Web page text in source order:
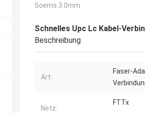
Soems 3.0mm
Schnelles Upc Lc Kabel-
Beschreibung
Art:
Faser-
Netz:
FTTx